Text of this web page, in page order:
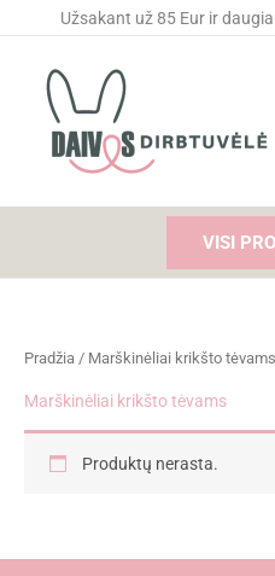
Užsakant už 85 Eur ir
VISI
Pradžia / Marškinėliai krikšto tėvams
Marškinėliai krikšto tėvams
Produktų nerasta.